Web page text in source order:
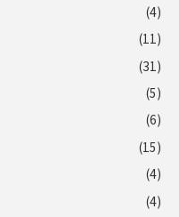
(4)
(11)
(31)
(5)
(6)
(15)
(4)
(4)